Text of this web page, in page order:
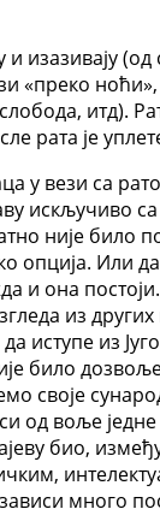
изазивају
итд).
рата је
вези са
није било
опција.
и она
из
иступе из
било
од воље
био,
много